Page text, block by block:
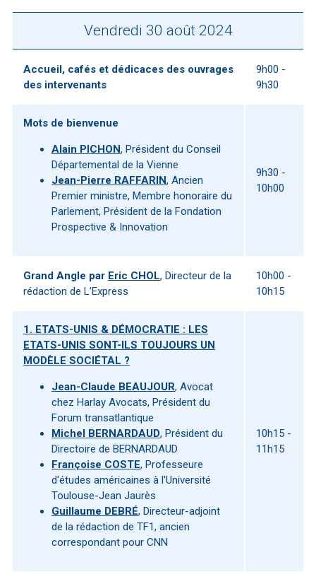
Vendredi 30 août 2024
Accueil, cafés et dédicaces des ouvrages
des intervenants
9h00 -
9h30
Mots de bienvenue
Alain PICHON, Président du Conseil
Départemental de la Vienne
Jean-Pierre RAFFARIN, Ancien
Premier ministre, Membre honoraire du
Parlement, Président de la Fondation
Prospective & Innovation
9h30 -
10h00
Grand Angle par Eric CHOL, Directeur de la
rédaction de L’Express
10h00 -
10h15
1. ETATS-UNIS & DÉMOCRATIE : LES
ETATS-UNIS SONT-ILS TOUJOURS UN
MODÈLE SOCIÉTAL ?
Jean-Claude BEAUJOUR, Avocat
chez Harlay Avocats, Président du
Forum transatlantique
Michel BERNARDAUD, Président du
Directoire de BERNARDAUD
Françoise COSTE, Professeure
d'études américaines à l'Université
Toulouse-Jean Jaurès
Guillaume DEBRÉ, Directeur-adjoint
de la rédaction de TF1, ancien
correspondant pour CNN
10h15 -
11h15